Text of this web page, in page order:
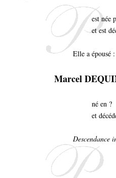
est née
et est
Elle a épousé :
Marcel
né en ?
et
Descendance